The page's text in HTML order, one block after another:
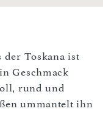
der Toskana ist
Geschmack
rund und
ummantelt ihn